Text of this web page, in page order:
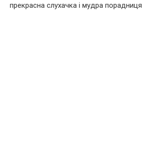
прекрасна слухачка і мудра порадниця.